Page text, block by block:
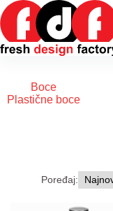
Skip
to
content
Boce
Plastične boce
Poređaj: